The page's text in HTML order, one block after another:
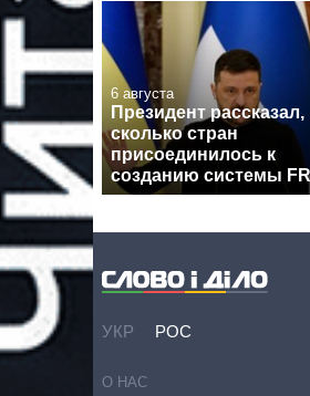
6 августа
Президент рассказал,
сколько стран
присоединилось к
созданию системы
УКР РОС
О НАС